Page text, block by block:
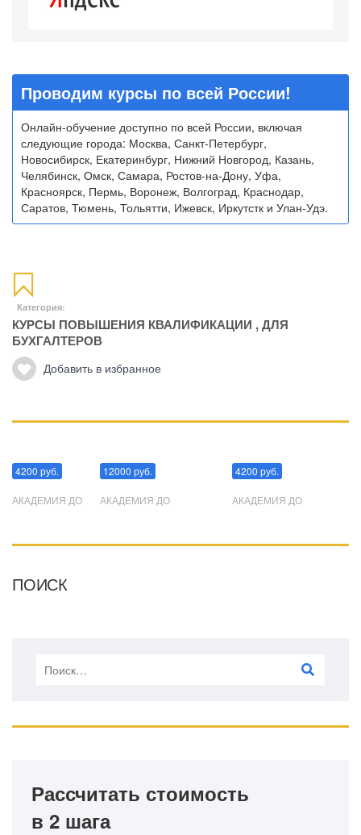
Проводим курсы по всей России!
Онлайн-обучение доступно по всей России, включая
следующие города: Москва, Санкт-Петербург,
Новосибирск, Екатеринбург, Нижний Новгород, Казань,
Челябинск, Омск, Самара, Ростов-на-Дону, Уфа,
Красноярск, Пермь, Воронеж, Волгоград, Краснодар,
Саратов, Тюмень, Тольятти, Ижевск, Иркутстк и Улан-Удэ.
Категория:
КУРСЫ ПОВЫШЕНИЯ КВАЛИФИКАЦИИ ,ДЛЯ
БУХГАЛТЕРОВ
Добавить в избранное
4200 руб.
АКАДЕМИЯ ДО
12000 руб.
АКАДЕМИЯ ДО
4200 руб.
АКАДЕМИЯ ДО
ПОИСК
Рассчитать стоимость
в 2 шага